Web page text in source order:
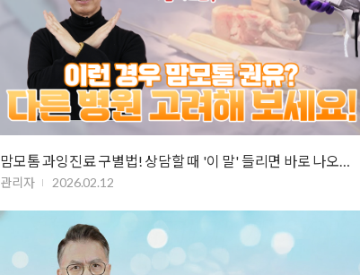
맘모톰 과잉진료 구별법! 상담할 때 '이 말' 들리면 바로 나오세요
관리자 2026.02.12